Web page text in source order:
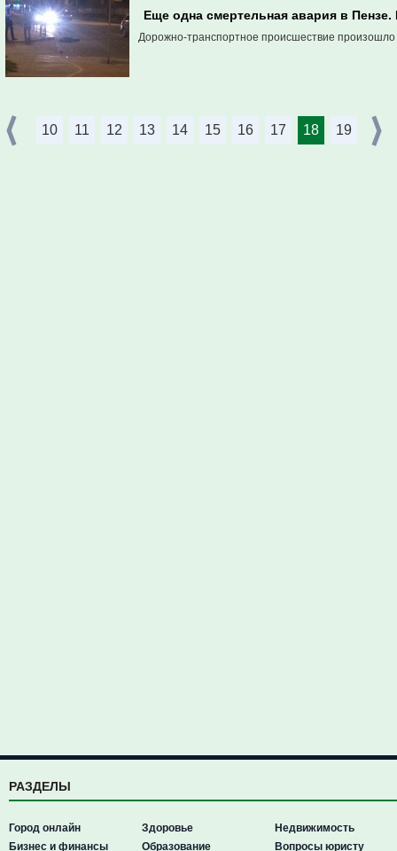
Еще одна смертельная авария в
Дорожно-транспортное происшествие произошло
10 11 12 13 14 15 16 17 18 19
РАЗДЕЛЫ
Город онлайн
Бизнес и финансы
Здоровье
Образование
Недвижимость
Вопросы юристу